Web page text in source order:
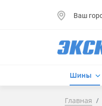
Ваш
Шины
Главная